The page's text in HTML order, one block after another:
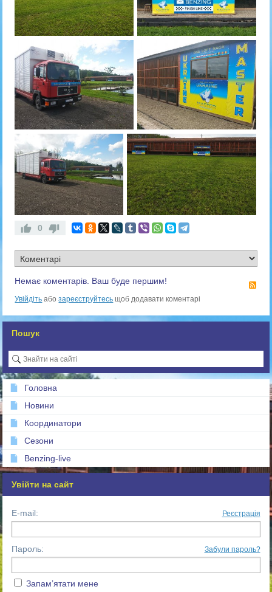
0
Немає коментарів. Ваш буде першим!
Увійдіть абозареєструйтесь щоб додавати коментарі
Пошук
Головна
Новини
Координатори
Сезони
Benzing-live
Увійти на сайт
E-mail: Реєстрація
Пароль: Забули пароль?
Запам’ятати мене